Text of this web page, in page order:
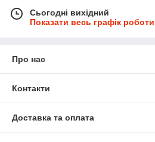
Сьогодні вихідний
Показати весь графік роботи
Про нас
Контакти
Доставка та оплата